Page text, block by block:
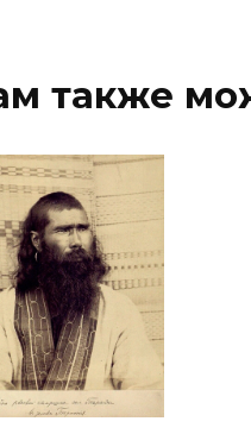
также